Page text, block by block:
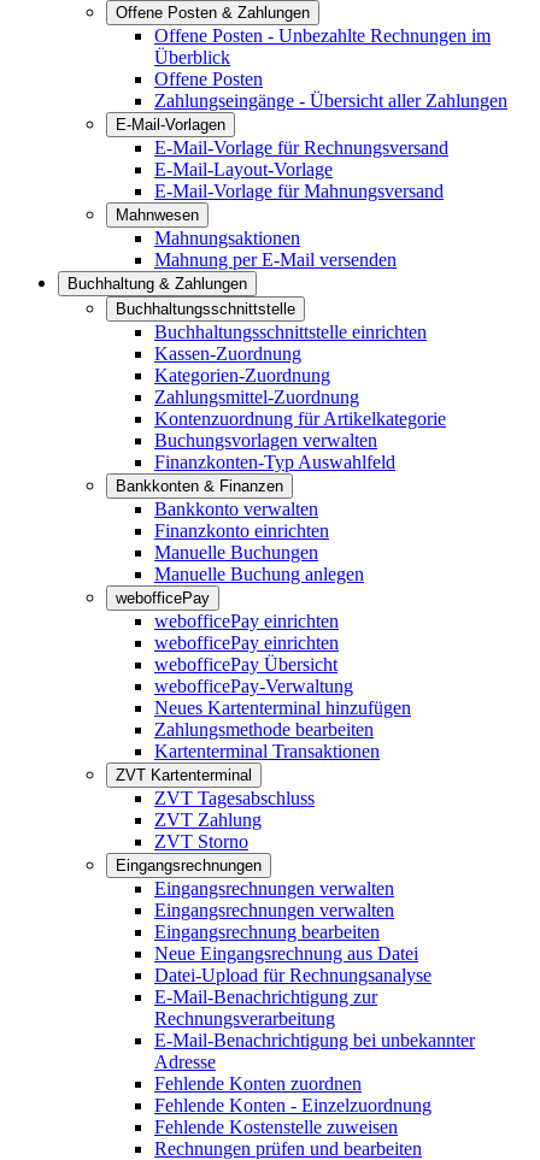
Offene Posten & Zahlungen
Offene Posten - Unbezahlte Rechnungen im
Überblick
Offene Posten
Zahlungseingänge - Übersicht aller Zahlungen
E-Mail-Vorlagen
E-Mail-Vorlage für Rechnungsversand
E-Mail-Layout-Vorlage
E-Mail-Vorlage für Mahnungsversand
Mahnwesen
Mahnungsaktionen
Mahnung per E-Mail versenden
Buchhaltung & Zahlungen
Buchhaltungsschnittstelle
Buchhaltungsschnittstelle einrichten
Kassen-Zuordnung
Kategorien-Zuordnung
Zahlungsmittel-Zuordnung
Kontenzuordnung für Artikelkategorie
Buchungsvorlagen verwalten
Finanzkonten-Typ Auswahlfeld
Bankkonten & Finanzen
Bankkonto verwalten
Finanzkonto einrichten
Manuelle Buchungen
Manuelle Buchung anlegen
webofficePay
webofficePay einrichten
webofficePay einrichten
webofficePay Übersicht
webofficePay-Verwaltung
Neues Kartenterminal hinzufügen
Zahlungsmethode bearbeiten
Kartenterminal Transaktionen
ZVT Kartenterminal
ZVT Tagesabschluss
ZVT Zahlung
ZVT Storno
Eingangsrechnungen
Eingangsrechnungen verwalten
Eingangsrechnungen verwalten
Eingangsrechnung bearbeiten
Neue Eingangsrechnung aus Datei
Datei-Upload für Rechnungsanalyse
E-Mail-Benachrichtigung zur
Rechnungsverarbeitung
E-Mail-Benachrichtigung bei unbekannter
Adresse
Fehlende Konten zuordnen
Fehlende Konten - Einzelzuordnung
Fehlende Kostenstelle zuweisen
Rechnungen prüfen und bearbeiten